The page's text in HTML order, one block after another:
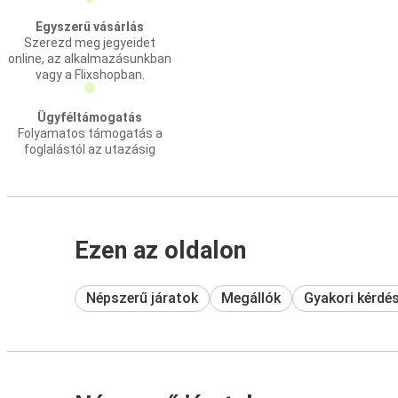
Egyszerű vásárlás
Szerezd meg jegyeidet
online, az alkalmazásunkban
vagy a Flixshopban.
Ügyféltámogatás
Folyamatos támogatás a
foglalástól az utazásig
Ezen az oldalon
Népszerű járatok Megállók Gyakori